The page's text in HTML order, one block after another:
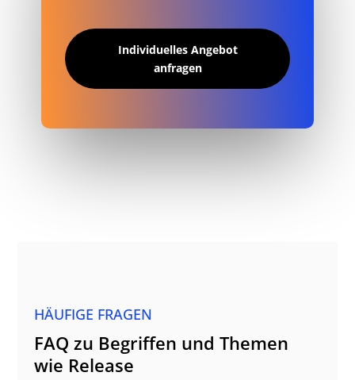
Individuelles Angebot
anfragen
HÄUFIGE FRAGEN
FAQ zu Begriffen und Themen
wie Release